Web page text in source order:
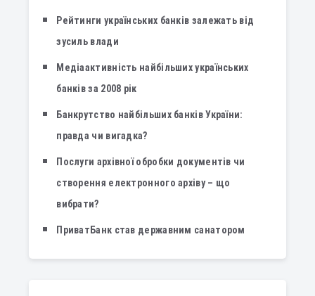
Рейтинги українських банків залежать від
зусиль влади
Медіаактивність найбільших українських
банків за 2008 рік
Банкрутство найбільших банків України:
правда чи вигадка?
Послуги архівної обробки документів чи
створення електронного архіву – що
вибрати?
ПриватБанк став державним санатором